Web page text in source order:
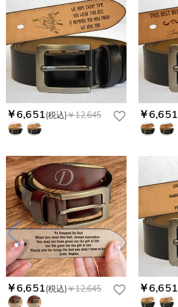
￥6,651(税込)￥12,645 ￥6,651
￥6,651(税込)￥12,645 ￥6,651